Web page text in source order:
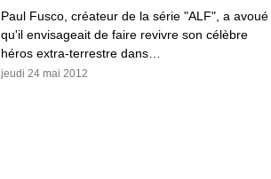
Paul Fusco, créateur de la série "ALF", a avoué
qu'il envisageait de faire revivre son célèbre
héros extra-terrestre dans…
jeudi 24 mai 2012